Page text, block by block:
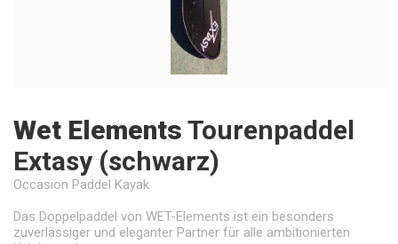
Wet Elements Tourenpaddel
Extasy (schwarz)
Occasion Paddel Kayak
Das Doppelpaddel von WET-Elements ist ein besonders
zuverlässiger und eleganter Partner für alle ambitionierten